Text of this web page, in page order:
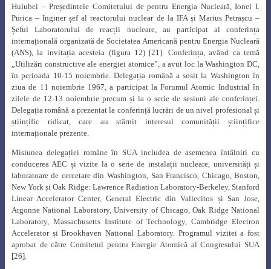
Hulubei – Președintele Comitetului de pentru Energia Nucleară, Ionel I.
Purica – Inginer șef al reactorului nuclear de la IFA și Marius Petrașcu –
Șeful Laboratorului de reacții nucleare, au participat al conferința
internațională organizată de Societatea Americană pentru Energia Nucleară
(ANS), la invitația acesteia (figura 12) [21]
Conferința, având ca temă
„Utilizări constructive ale energiei atomice”, a avut loc la Washington DC,
în perioada 10-15 noiembrie. Delegația română a sosit la Washington în
ziua de 11 noiembrie 1967, a participat la Forumul Atomic Industrial în
zilele de 12-13 noiembrie precum și la o serie de sesiuni ale conferinței.
Delegația română a prezentat la conferință lucrări de un nivel profesional și
științific ridicat, care au stârnit interesul comunității științifice
internaționale prezente.
Misiunea delegației române în SUA includea de asemenea întâlniri cu
conducerea AEC și vizite la o serie de instalații nucleare, universități și
laboratoare de cercetare din Washington, San Francisco, Chicago, Boston,
New York și Oak Ridge: Lawrence Radiation Laboratory-Berkeley, Stanford
Linear Accelerator Center, General Electric din Vallecitos și San Jose,
Argonne National Laboratory, University of Chicago, Oak Ridge National
Laboratory, Massachusetts Institute of Technology, Cambridge Electron
Accelerator și Brookhaven National Laboratory. Programul vizitei a fost
aprobat de către Comitetul pentru Energie Atomică al Congresului SUA
[26].